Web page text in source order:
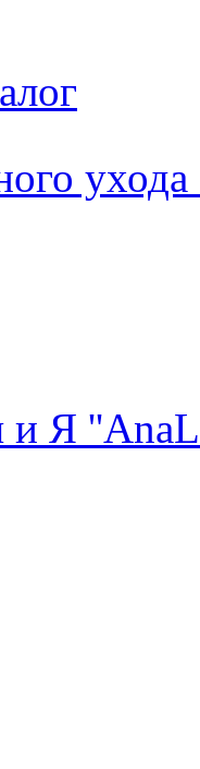
и Я